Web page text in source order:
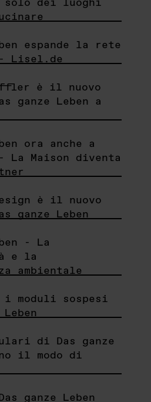
espande la rete
Lisel.de
è il nuovo
ganze Leben a
ora anche a
La Maison diventa
è il nuovo
ganze Leben
- La
e la
ambientale
i moduli sospesi
di Das ganze
il modo di
ganze Leben